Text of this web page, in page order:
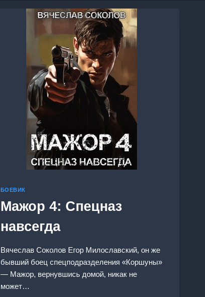
БОЕВИК
Мажор 4: Спецназ
навсегда
Вячеслав Соколов Егор Милославский, он же
бывший боец спецподразделения «Коршуны»
— Мажор, вернувшись домой, никак не
может…